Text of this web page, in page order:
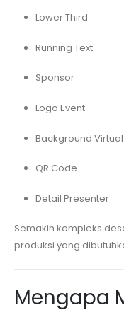
Lower Third
Running Text
Sponsor
Logo Event
Background Virtual
QR Code
Detail Presenter
Semakin kompleks
produksi yang
Mengapa